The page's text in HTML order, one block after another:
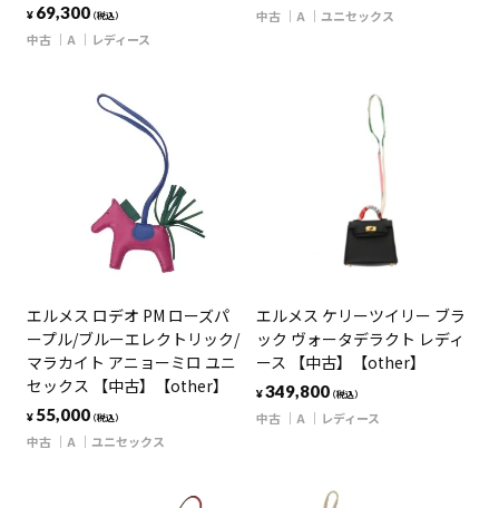
¥ 69,300（税込）
中古 A レディース
中古 A ユニセックス
エルメス ロデオ PM ローズパ
ープル/ブルーエレクトリック/
マラカイト アニョーミロ ユニ
セックス 【中古】【other】
¥ 55,000（税込）
中古 A ユニセックス
エルメス ケリーツイリー ブラ
ック ヴォータデラクト レディ
ース 【中古】【other】
¥349,800（税込）
中古 A レディース